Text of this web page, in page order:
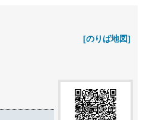
[のりば地図]